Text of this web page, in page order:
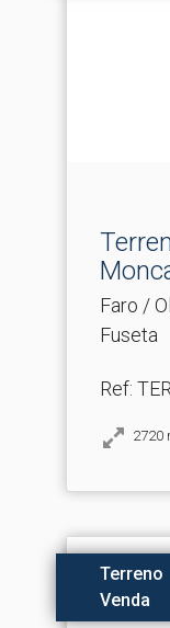
Faro /
Fuseta
Ref:
2720
Terreno
Venda